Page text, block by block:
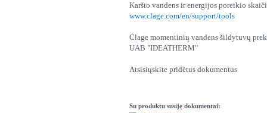
Karšto vandens ir energijos poreikio
www.clage.com/en/support/tools
Clage momentinių vandens šildytuvų
UAB "IDEATHERM"
Atsisiųskite pridėtus dokumentus
Su produktu susiję dokumentai: